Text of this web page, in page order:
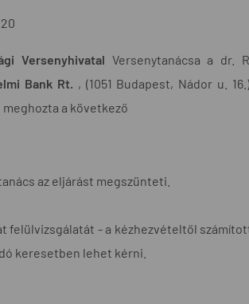
Versenyhivatal Versenytanácsa a dr.
Bank Rt. , (1051 Budapest, Nádor u.
meghozta a következő
az eljárást megszünteti.
felülvizsgálatát - a kézhezvételtől
keresetben lehet kérni.